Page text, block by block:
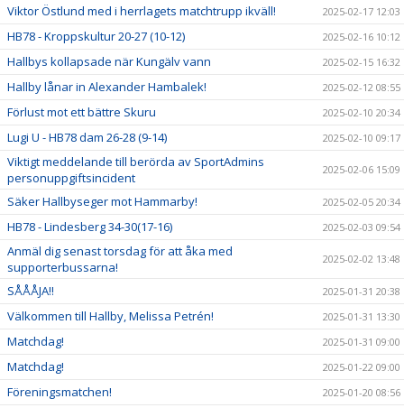
Viktor Östlund med i herrlagets matchtrupp ikväll! 2025-02-17 12:03
HB78 - Kroppskultur 20-27 (10-12) 2025-02-16 10:12
Hallbys kollapsade när Kungälv vann 2025-02-15 16:32
Hallby lånar in Alexander Hambalek! 2025-02-12 08:55
Förlust mot ett bättre Skuru 2025-02-10 20:34
Lugi U - HB78 dam 26-28 (9-14) 2025-02-10 09:17
Viktigt meddelande till berörda av SportAdmins
personuppgiftsincident
2025-02-06 15:09
Säker Hallbyseger mot Hammarby! 2025-02-05 20:34
HB78 - Lindesberg 34-30(17-16) 2025-02-03 09:54
Anmäl dig senast torsdag för att åka med
supporterbussarna!
2025-02-02 13:48
SÅÅÅJA!! 2025-01-31 20:38
Välkommen till Hallby, Melissa Petrén! 2025-01-31 13:30
Matchdag! 2025-01-31 09:00
Matchdag! 2025-01-22 09:00
Föreningsmatchen! 2025-01-20 08:56